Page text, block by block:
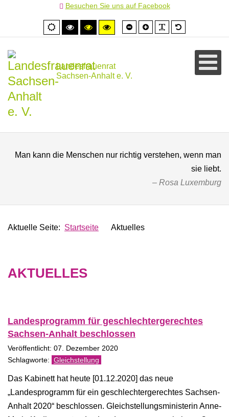
Besuchen Sie uns auf Facebook
Normale
Ansicht
Hoher
Kontrast
Hoher
Kontrast
Hoher
Kontrast
Schrift
kleiner
Schrift
größer
Landesfrauenrat
Sachsen-Anhalt e. V.
Man kann die Menschen nur richtig verstehen, wenn man
sie liebt.
Rosa Luxemburg
Aktuelle Seite: Startseite Aktuelles
AKTUELLES
Landesprogramm für geschlechtergerechtes
Sachsen-​Anhalt beschlossen
Veröffentlicht: 07. Dezember 2020
Gleichstellung
Das Kabinett hat heute [01.12.2020] das neue
„Landesprogramm für ein geschlechtergerechtes Sachsen-​
Anhalt 2020“ beschlossen. Gleichstellungsministerin Anne-​